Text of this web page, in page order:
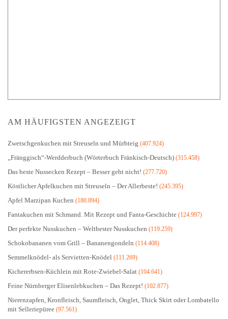
AM HÄUFIGSTEN ANGEZEIGT
Zwetschgenkuchen mit Streuseln und Mürbteig (407.924)
„Fränggisch“-Werdderbuch (Wörterbuch Fränkisch-Deutsch) (315.458)
Das beste Nussecken Rezept – Besser geht nicht! (277.720)
Köstlicher Apfelkuchen mit Streuseln – Der Allerbeste! (245.395)
Apfel Marzipan Kuchen (180.894)
Fantakuchen mit Schmand. Mit Rezept und Fanta-Geschichte (124.997)
Der perfekte Nusskuchen – Weltbester Nusskuchen (119.259)
Schokobananen vom Grill – Bananengondeln (114.408)
Semmelknödel- als Servietten-Knödel (111.269)
Kichererbsen-Küchlein mit Rote-Zwiebel-Salat (104.641)
Feine Nürnberger Elisenlebkuchen – Das Rezept! (102.877)
Nierenzapfen, Kronfleisch, Saumfleisch, Onglet, Thick Skirt oder Lombatello
mit Selleriepüree (97.561)